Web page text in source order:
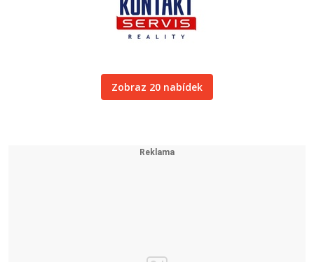
Zobraz 20 nabídek